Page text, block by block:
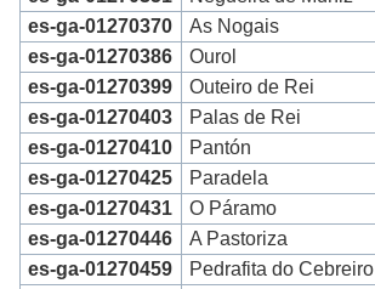
es-ga-01270370
As Nogais
es-ga-01270386
Ourol
es-ga-01270399
Outeiro de Rei
es-ga-01270403
Palas de Rei
es-ga-01270410
Pantón
es-ga-01270425
Paradela
es-ga-01270431
O Páramo
es-ga-01270446
A Pastoriza
es-ga-01270459
Pedrafita do Cebreiro